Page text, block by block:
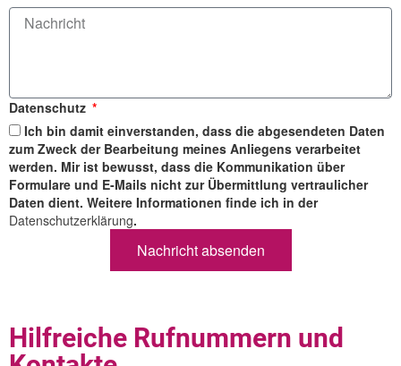
Datenschutz
Ich bin damit einverstanden, dass die abgesendeten Daten
zum Zweck der Bearbeitung meines Anliegens verarbeitet
werden. Mir ist bewusst, dass die Kommunikation über
Formulare und E-Mails nicht zur Übermittlung vertraulicher
Daten dient. Weitere Informationen finde ich in der
Datenschutzerklärung.
Nachricht absenden
Hilfreiche Rufnummern und